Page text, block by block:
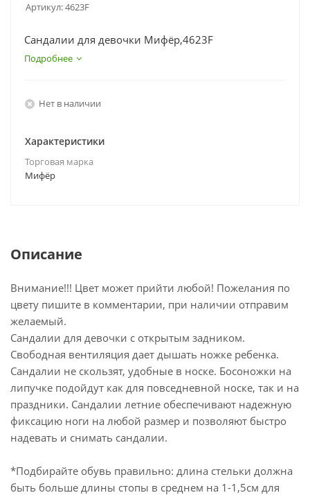
Артикул:4623F
Сандалии для девочки Мифёр,4623F
Подробнее
Нет в наличии
Характеристики
Торговая марка
Мифёр
Описание
Внимание!!! Цвет может прийти любой! Пожелания по
цвету пишите в комментарии, при наличии отправим
желаемый.
Сандалии для девочки с открытым задником.
Свободная вентиляция дает дышать ножке ребенка.
Сандалии не скользят, удобные в носке. Босоножки на
липучке подойдут как для повседневной носке, так и на
праздники. Сандалии летние обеспечивают надежную
фиксацию ноги на любой размер и позволяют быстро
надевать и снимать сандалии.
*Подбирайте обувь правильно: длина стельки должна
быть больше длины стопы в среднем на 1-1,5см для